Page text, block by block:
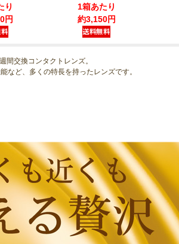
り
円
1箱あたり
約3,150円
間交換コンタクトレンズ。
など、多くの特長を持ったレンズです。